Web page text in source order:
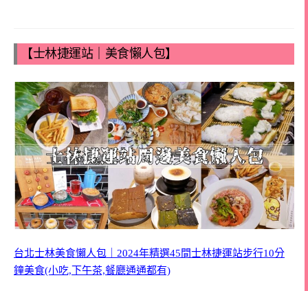
【士林捷運站｜美食懶人包】
台北士林美食懶人包｜2024年精選45間士林捷運站步行10分
鐘美食(小吃,下午茶,餐廳通通都有)